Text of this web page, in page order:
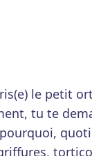
le petit
tu te